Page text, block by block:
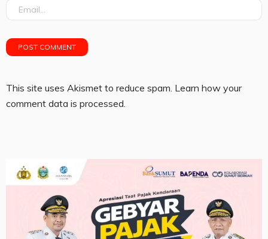
This site uses Akismet to reduce spam. Learn how your
comment data is processed.